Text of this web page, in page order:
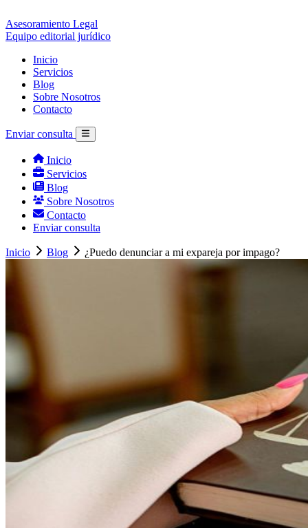
Asesoramiento Legal
Equipo editorial jurídico
Inicio
Servicios
Blog
Sobre Nosotros
Contacto
Enviar consulta
Inicio
Servicios
Blog
Sobre Nosotros
Contacto
Enviar consulta
Inicio Blog ¿Puedo denunciar a mi expareja por impago?